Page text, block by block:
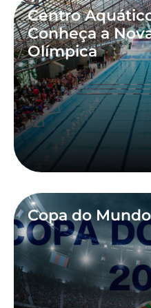
Centro
Conheça a
Olímpica
Copa do